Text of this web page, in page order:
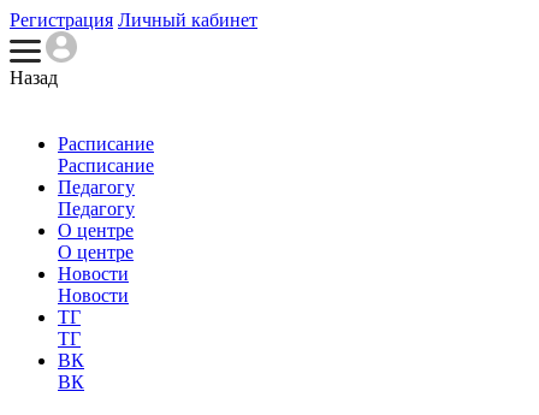
Регистрация Личный кабинет
Назад
Расписание
Расписание
Педагогу
Педагогу
О центре
О центре
Новости
Новости
ТГ
ТГ
ВК
ВК